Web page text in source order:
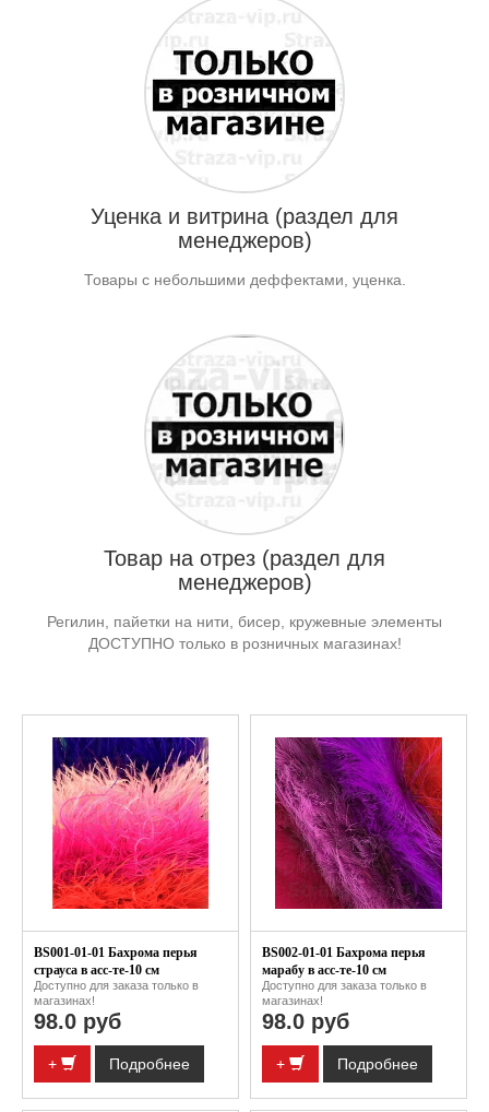
Уценка и витрина (раздел для
менеджеров)
Товары с небольшими деффектами, уценка.
Товар на отрез (раздел для
менеджеров)
Регилин, пайетки на нити, бисер, кружевные элементы
ДОСТУПНО только в розничных магазинах!
BS001-01-01 Бахрома перья
страуса в асс-те-10 см
Доступно для заказа только в
магазинах!
98.0 руб
+ Подробнее
BS002-01-01 Бахрома перья
марабу в асс-те-10 см
Доступно для заказа только в
магазинах!
98.0 руб
+ Подробнее